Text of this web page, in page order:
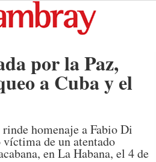
por la Paz,
a Cuba y el
homenaje a Fabio Di
de un atentado
en La Habana, el 4 de